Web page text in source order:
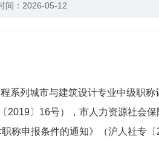
间：2026-05-12
列城市与建筑设计专业中级职称
2019〕16号），市人力资源社会
称申报条件的通知》（沪人社专